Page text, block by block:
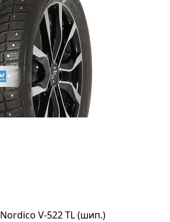
V-522 TL (шип.)